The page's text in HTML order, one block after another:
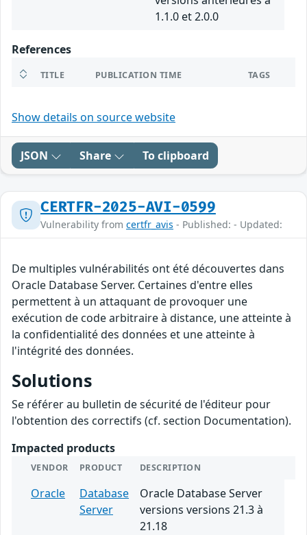
1.1.0 et 2.0.0
References
TITLE PUBLICATION TIME TAGS
Show details on source website
JSON Share To clipboard
CERTFR-2025-AVI-0599
Vulnerability from certfr_avis - Published: - Updated:
De multiples vulnérabilités ont été découvertes dans
Oracle Database Server. Certaines d'entre elles
permettent à un attaquant de provoquer une
exécution de code arbitraire à distance, une atteinte à
la confidentialité des données et une atteinte à
l'intégrité des données.
Solutions
Se référer au bulletin de sécurité de l'éditeur pour
l'obtention des correctifs (cf. section Documentation).
Impacted products
VENDOR PRODUCT DESCRIPTION
Oracle
Database
Server
Oracle Database Server
versions versions 21.3 à
21.18